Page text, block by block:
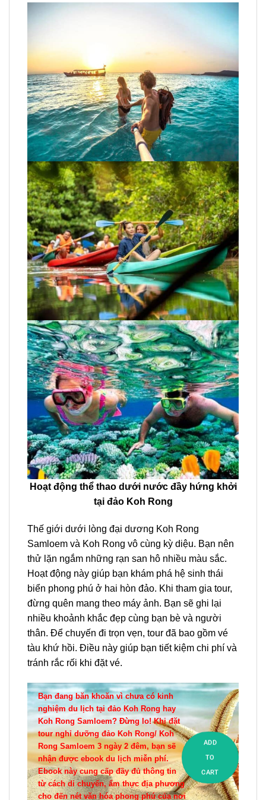
Hoạt động thể thao dưới nước đầy hứng khởi
tại đảo Koh Rong
Thế giới dưới lòng đại dương Koh Rong
Samloem và Koh Rong vô cùng kỳ diệu. Bạn nên
thử lặn ngắm những rạn san hô nhiều màu sắc.
Hoạt động này giúp bạn khám phá hệ sinh thái
biển phong phú ở hai hòn đảo. Khi tham gia tour,
đừng quên mang theo máy ảnh. Bạn sẽ ghi lại
nhiều khoảnh khắc đẹp cùng bạn bè và người
thân. Để chuyến đi trọn vẹn, tour đã bao gồm vé
tàu khứ hồi. Điều này giúp bạn tiết kiệm chi phí và
tránh rắc rối khi đặt vé.
Bạn đang băn khoăn vì chưa có kinh
nghiệm du lịch tại đảo Koh Rong hay
Koh Rong Samloem? Đừng lo! Khi đặt
tour nghỉ dưỡng đảo Koh Rong/ Koh
Rong Samloem 3 ngày 2 đêm, bạn sẽ
nhận được ebook du lịch miễn phí.
Ebook này cung cấp đầy đủ thông tin
từ cách di chuyển, ẩm thực địa phương
cho đến nét văn hóa phong phú của nơi
ADD
TO
CART